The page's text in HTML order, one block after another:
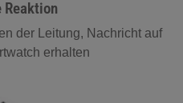
Reaktion
der Leitung, Nachricht auf
erhalten